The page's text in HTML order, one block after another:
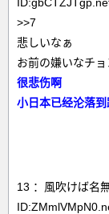
>>7
悲しいなぁ
お前の嫌いなチ
很悲伤啊
小日本已经沦落
13 ：風吹けば名